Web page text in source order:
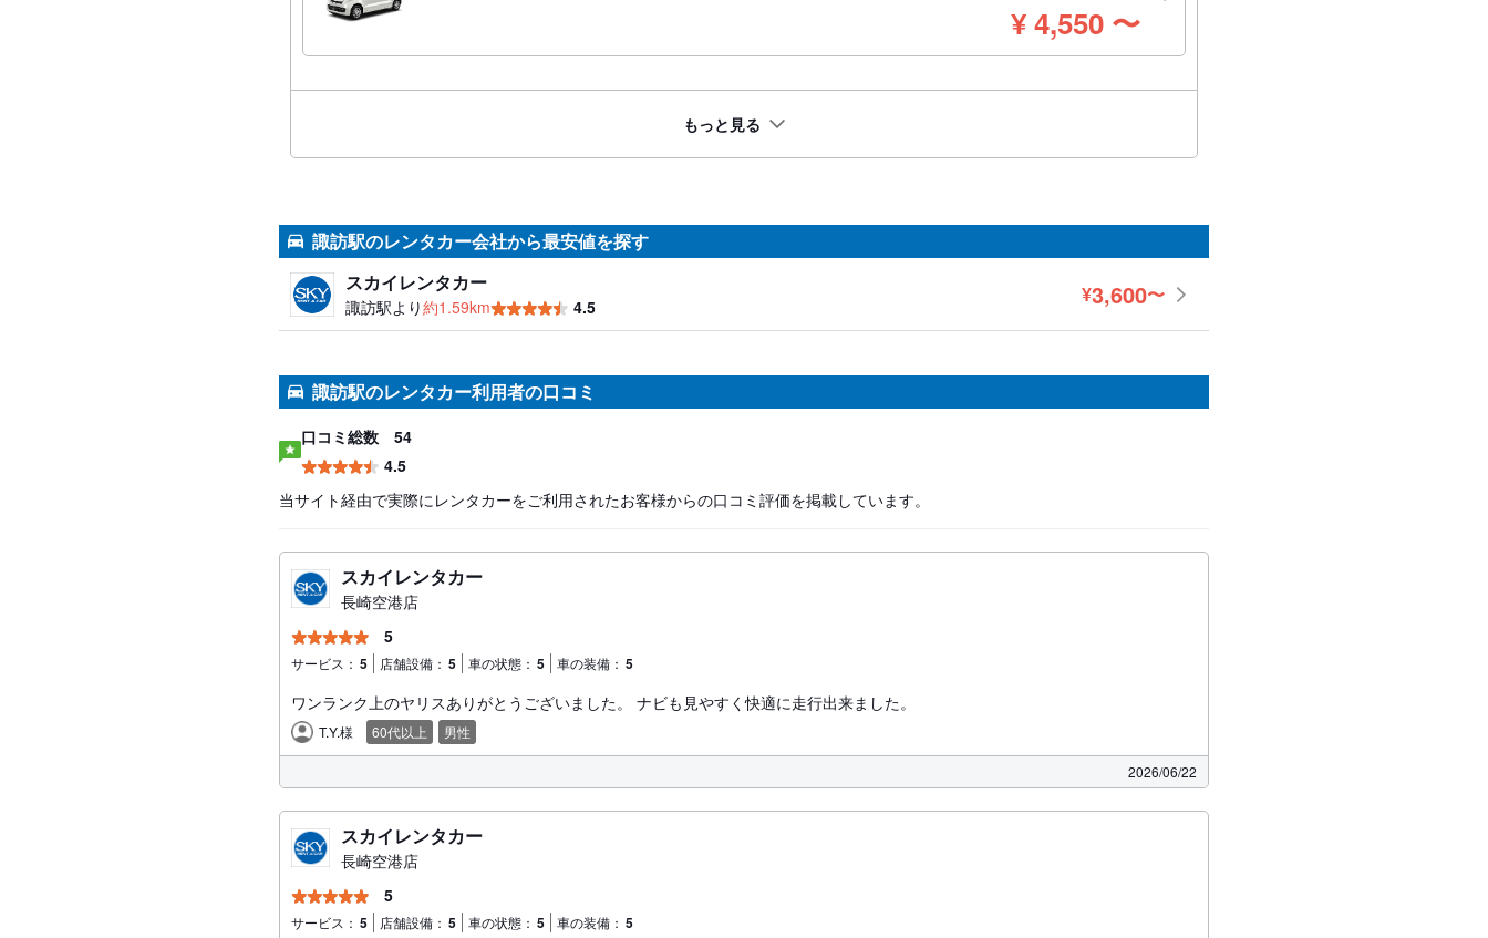
¥4,550 円
〜
もっと見る
諏訪駅のレンタカー会社から最安値を探す
スカイレンタカー
諏訪駅より約1.59km 4.5
¥3,600 円
〜
諏訪駅のレンタカー利用者の口コミ
口コミ総数
54
4.5
当サイト経由で実際にレンタカーをご利用されたお客様からの口コミ評価を掲載しています。
スカイレンタカー
長崎空港店
5
サービス： 5 店舗設備： 5 車の状態： 5 車の装備： 5
ワンランク上のヤリスありがとうございました。 ナビも見やすく快適に走行出来ました。
T.Y.様 60代以上 男性
2026/06/22
スカイレンタカー
長崎空港店
5
サービス： 5 店舗設備： 5 車の状態： 5 車の装備： 5